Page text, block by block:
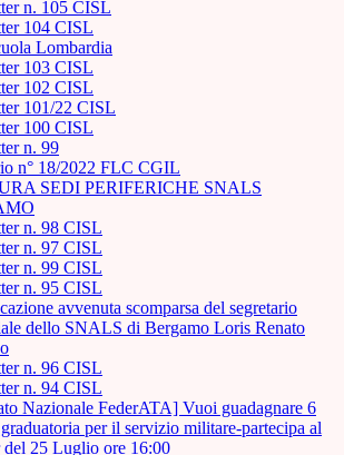
n. 105 CISL
104 CISL
Lombardia
103 CISL
102 CISL
101/22 CISL
100 CISL
n. 99
n° 18/2022 FLC CGIL
SEDI PERIFERICHE SNALS
n. 98 CISL
n. 97 CISL
n. 99 CISL
n. 95 CISL
avvenuta scomparsa del segretario
dello SNALS di Bergamo Loris Renato
n. 96 CISL
n. 94 CISL
Nazionale FederATA] Vuoi guadagnare 6
per il servizio militare-partecipa al
del 25 Luglio ore 16:00